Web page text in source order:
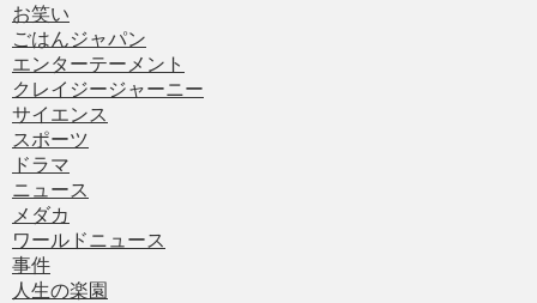
お笑い
ごはんジャパン
エンターテーメント
クレイジージャーニー
サイエンス
スポーツ
ドラマ
ニュース
メダカ
ワールドニュース
事件
人生の楽園